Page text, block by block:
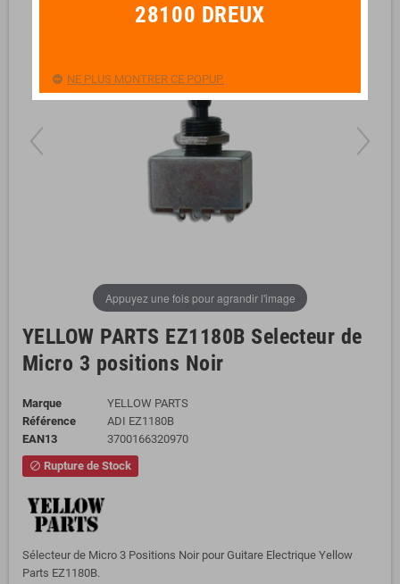
Appuyez une fois pour agrandir l'image
YELLOW PARTS EZ1180B Selecteur de
Micro 3 positions Noir
Marque
YELLOW PARTS
Référence
ADI EZ1180B
EAN13
3700166320970
block Rupture de Stock
Sélecteur de Micro 3 Positions Noir pour Guitare Electrique Yellow
Parts EZ1180B.
28100 DREUX
NE PLUS MONTRER CE POPUP.